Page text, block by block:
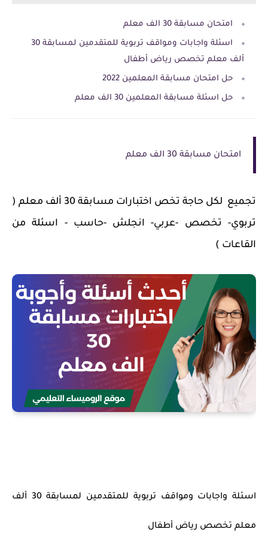
امتحان مسابقة 30 الف معلم
اسئلة واجابات ومواقف تربوية للمتقدمين لمسابقة 30
ألف معلم تخصص رياض أطفال
حل امتحان مسابقة المعلمين 2022
حل اسئلة مسابقة المعلمين 30 الف معلم
امتحان مسابقة 30 الف معلم
تجميع لكل حاجة تخص اختبارات مسابقة 30 ألف معلم (
تربوي- تخصص -عربي- انجلش -حاسب - اسئلة من
القاعات )
اسئلة واجابات ومواقف تربوية للمتقدمين لمسابقة 30 ألف
معلم تخصص رياض أطفال